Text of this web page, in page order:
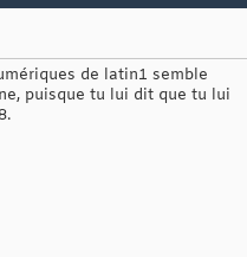
de latin1 semble
puisque tu lui dit que tu lui